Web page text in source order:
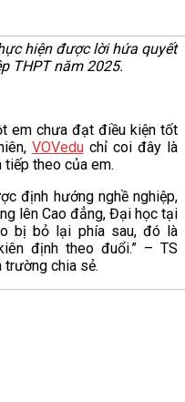
hiện được lời hứa quyết
THPT năm 2025.
em chưa đạt điều kiện tốt
VOVeduchỉ coi đây là
theo của em.
định hướng nghề nghiệp,
lên Cao đẳng, Đại học tại
bị bỏ lại phía sau, đó là
định theo đuổi.” – TS
trường chia sẻ.